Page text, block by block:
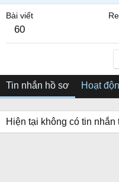
Bài viết
60
Tin nhắn hồ sơ Hoạt
Hiện tại không có tin